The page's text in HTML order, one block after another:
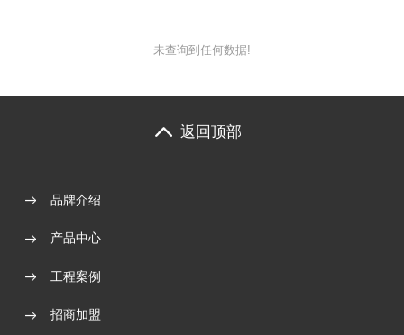
未查询到任何数据!
返回顶部
品牌介绍
产品中心
工程案例
招商加盟